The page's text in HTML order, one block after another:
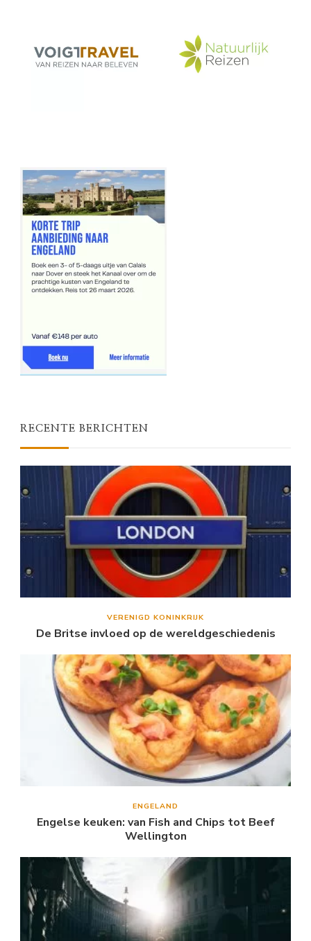
RECENTE BERICHTEN
VERENIGD KONINKRIJK
De Britse invloed op de wereldgeschiedenis
ENGELAND
Engelse keuken: van Fish and Chips tot Beef
Wellington